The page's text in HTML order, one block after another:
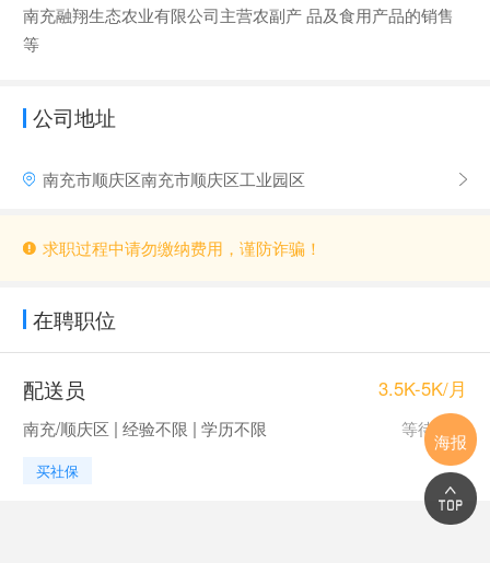
南充融翔生态农业有限公司主营农副产 品及食用产品的销售
等
公司地址
南充市顺庆区南充市顺庆区工业园区
求职过程中请勿缴纳费用，谨防诈骗！
在聘职位
配送员 3.5K-5K/月
南充/顺庆区 | 经验不限 | 学历不限 等待更新
买社保
海报